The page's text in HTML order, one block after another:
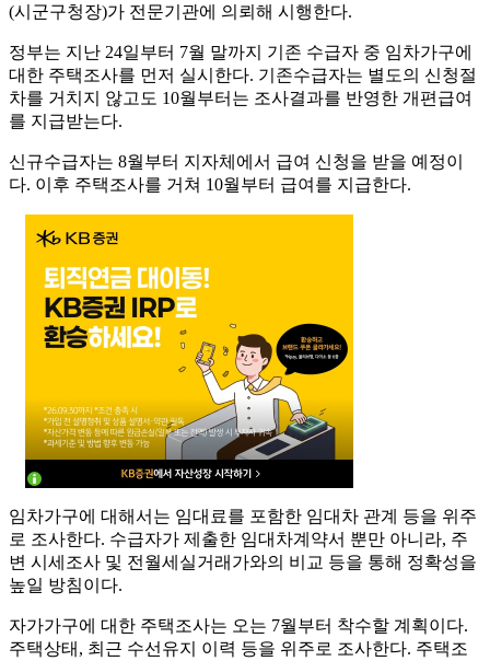
(시군구청장)가 전문기관에 의뢰해 시행한다.
정부는 지난 24일부터 7월 말까지 기존 수급자 중 임차가구에
대한 주택조사를 먼저 실시한다. 기존수급자는 별도의 신청절
차를 거치지 않고도 10월부터는 조사결과를 반영한 개편급여
를 지급받는다.
신규수급자는 8월부터 지자체에서 급여 신청을 받을 예정이
다. 이후 주택조사를 거쳐 10월부터 급여를 지급한다.
임차가구에 대해서는 임대료를 포함한 임대차 관계 등을 위주
로 조사한다. 수급자가 제출한 임대차계약서 뿐만 아니라, 주
변 시세조사 및 전월세실거래가와의 비교 등을 통해 정확성을
높일 방침이다.
자가가구에 대한 주택조사는 오는 7월부터 착수할 계획이다.
주택상태, 최근 수선유지 이력 등을 위주로 조사한다. 주택조